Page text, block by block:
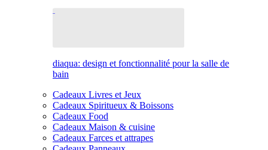
diaqua: design et fonctionnalité pour la salle de
bain
Cadeaux Livres et Jeux
Cadeaux Spiritueux & Boissons
Cadeaux Food
Cadeaux Maison & cuisine
Cadeaux Farces et attrapes